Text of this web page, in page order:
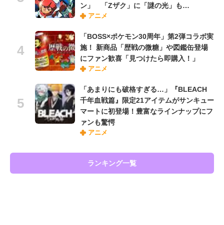
ン」 「Zザク」に「謎の光」も…
アニメ
「BOSS×ポケモン30周年」第2弾コラボ実
施！ 新商品「歴戦の微糖」や図鑑缶登場
にファン歓喜「見つけたら即購入！」
アニメ
「あまりにも破格すぎる…」『BLEACH
千年血戦篇』限定21アイテムがサンキュー
マートに初登場！豊富なラインナップにフ
ァンも驚愕
アニメ
ランキング一覧